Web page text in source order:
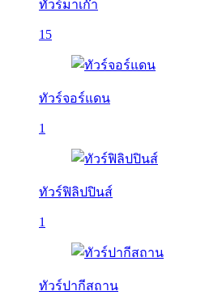
ทัวร์มาเก๊า
15
ทัวร์จอร์แดน
1
ทัวร์ฟิลิปปินส์
1
ทัวร์ปากีสถาน